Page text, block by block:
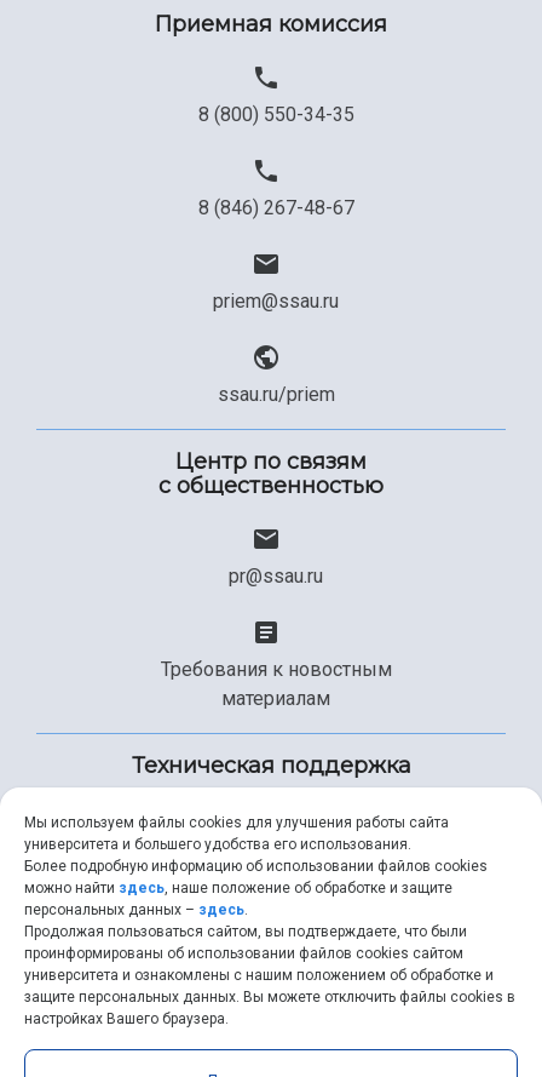
Приемная комиссия
8 (800) 550-34-35
8 (846) 267-48-67
priem@ssau.ru
ssau.ru/priem
Центр по связям
с общественностью
pr@ssau.ru
Требования к новостным
материалам
Техническая поддержка
+7 (846) 267-49-99
help@ssau.ru
Мы используем файлы cookies для улучшения работы сайта
университета и большего удобства его использования.
Более подробную информацию об использовании файлов cookies
можно найти здесь, наше положение об обработке и защите
персональных данных – здесь.
Продолжая пользоваться сайтом, вы подтверждаете, что были
проинформированы об использовании файлов cookies сайтом
университета и ознакомлены с нашим положением об обработке и
защите персональных данных. Вы можете отключить файлы cookies в
настройках Вашего браузера.